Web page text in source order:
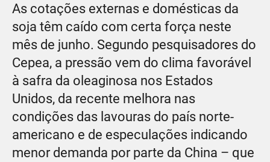
As cotações externas e domésticas da
soja têm caído com certa força neste
mês de junho. Segundo pesquisadores do
Cepea, a pressão vem do clima favorável
à safra da oleaginosa nos Estados
Unidos, da recente melhora nas
condições das lavouras do país norte-
americano e de especulações indicando
menor demanda por parte da China – que